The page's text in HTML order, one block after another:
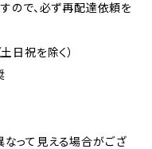
ので、必ず再配達依頼を
日祝を除く）
って見える場合がござ